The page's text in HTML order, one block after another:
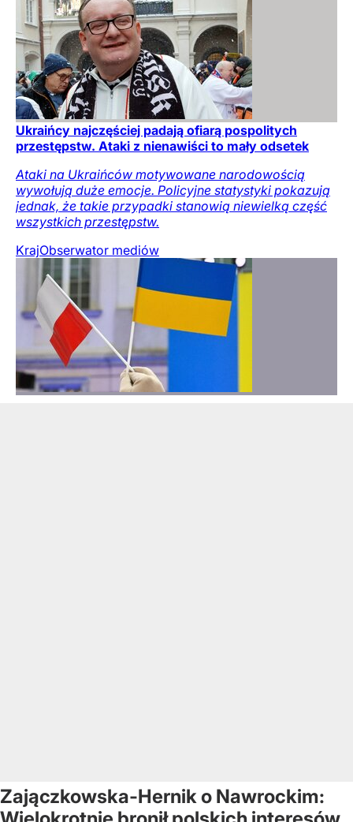
Ukraińcy najczęściej padają ofiarą pospolitych
przestępstw. Ataki z nienawiści to mały odsetek
Ataki na Ukraińców motywowane narodowością
wywołują duże emocje. Policyjne statystyki pokazują
jednak, że takie przypadki stanowią niewielką część
wszystkich przestępstw.
KrajObserwator mediów
Zajączkowska-Hernik o Nawrockim: